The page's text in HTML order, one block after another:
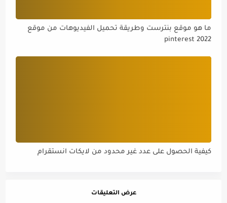
ما هو موقع بنترست وطريقة تحميل الفيديوهات من موقع
pinterest 2022
كيفية الحصول على عدد غير محدود من لايكات انستقرام
عرض التعليقات